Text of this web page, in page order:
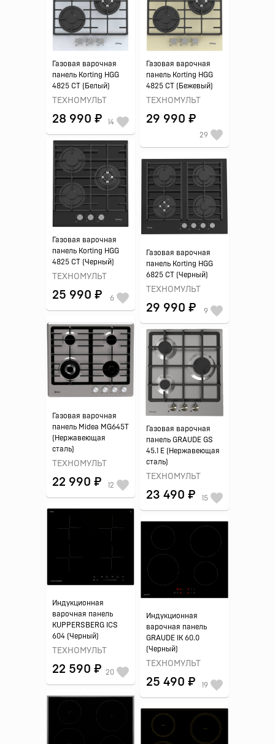
Газовая варочная
панель Korting HGG
4825 CT (Белый)
ТЕХНОМУЛЬТ
28 990 ₽ 14
Газовая варочная
панель Korting HGG
4825 CT (Бежевый)
ТЕХНОМУЛЬТ
29 990 ₽
29
Газовая варочная
панель Korting HGG
4825 CT (Черный)
ТЕХНОМУЛЬТ
25 990 ₽ 6
Газовая варочная
панель Korting HGG
6825 CT (Черный)
ТЕХНОМУЛЬТ
29 990 ₽ 9
Газовая варочная
панель Midea MG645T
(Нержавеющая
сталь)
ТЕХНОМУЛЬТ
22 990 ₽ 12
Газовая варочная
панель GRAUDE GS
45.1 E (Нержавеющая
сталь)
ТЕХНОМУЛЬТ
23 490 ₽ 15
Индукционная
варочная панель
KUPPERSBERG ICS
604 (Черный)
ТЕХНОМУЛЬТ
22 590 ₽ 20
Индукционная
варочная панель
GRAUDE IK 60.0
(Черный)
ТЕХНОМУЛЬТ
25 490 ₽ 19